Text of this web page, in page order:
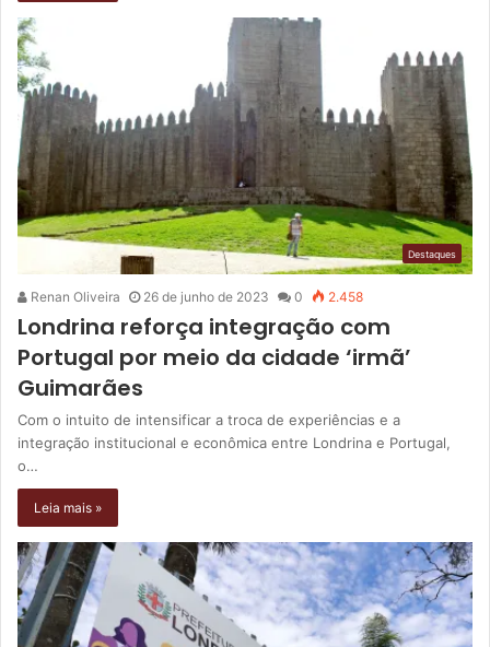
Destaques
Renan Oliveira 26 de junho de 2023 0 2.458
Londrina reforça integração com
Portugal por meio da cidade ‘irmã’
Guimarães
Com o intuito de intensificar a troca de experiências e a
integração institucional e econômica entre Londrina e Portugal,
o…
Leia mais »